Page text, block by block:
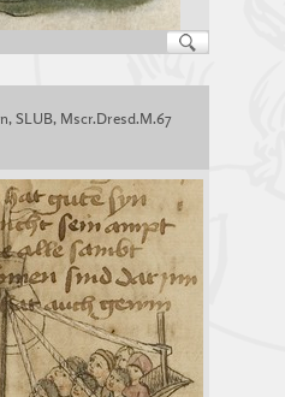
SLUB, Mscr.Dresd.M.67